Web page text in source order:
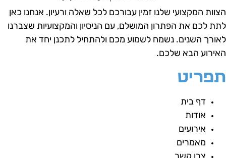
המקצועי שלנו זמין עבורכם לכל שאלה ורעיון. אנחנו כאן
לכם את הפתרון המושלם, עם הניסיון והמקצועיות שצברנו
השנים. נשמח לשמוע מכם ולהתחיל לתכנן יחד את
הבא שלכם.
דף בית
אודות
אירועים
מאמרים